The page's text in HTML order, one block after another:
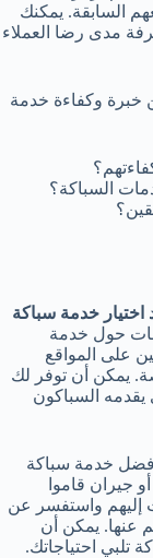
السابقة. يمكنك
مدى رضا العملاء
خبرة وكفاءة خدمة
السباكة؟
اختيار خدمة سباكة
حول خدمة
على المواقع
يمكن أن توفر لك
السباكون
خدمة سباكة
جيران قاموا
إليهم واستفسر عن
عنها. يمكن أن
تلبي احتياجاتك.